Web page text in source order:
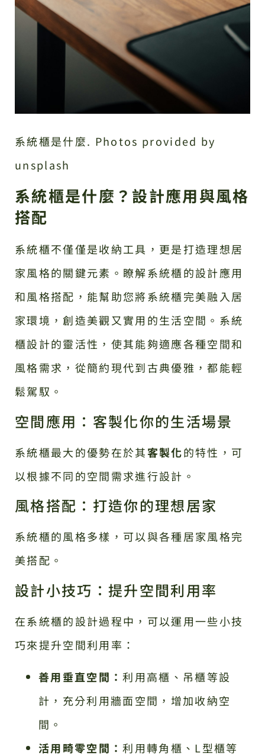
系統櫃是什麼. Photos provided by
unsplash
系統櫃是什麼？設計應用與風格
搭配
系統櫃不僅僅是收納工具，更是打造理想居
家風格的關鍵元素。瞭解系統櫃的設計應用
和風格搭配，能幫助您將系統櫃完美融入居
家環境，創造美觀又實用的生活空間。系統
櫃設計的靈活性，使其能夠適應各種空間和
風格需求，從簡約現代到古典優雅，都能輕
鬆駕馭。
空間應用：客製化你的生活場景
系統櫃最大的優勢在於其客製化的特性，可
以根據不同的空間需求進行設計。
風格搭配：打造你的理想居家
系統櫃的風格多樣，可以與各種居家風格完
美搭配。
設計小技巧：提升空間利用率
在系統櫃的設計過程中，可以運用一些小技
巧來提升空間利用率：
善用垂直空間：利用高櫃、吊櫃等設
計，充分利用牆面空間，增加收納空
間。
活用畸零空間：利用轉角櫃、L型櫃等